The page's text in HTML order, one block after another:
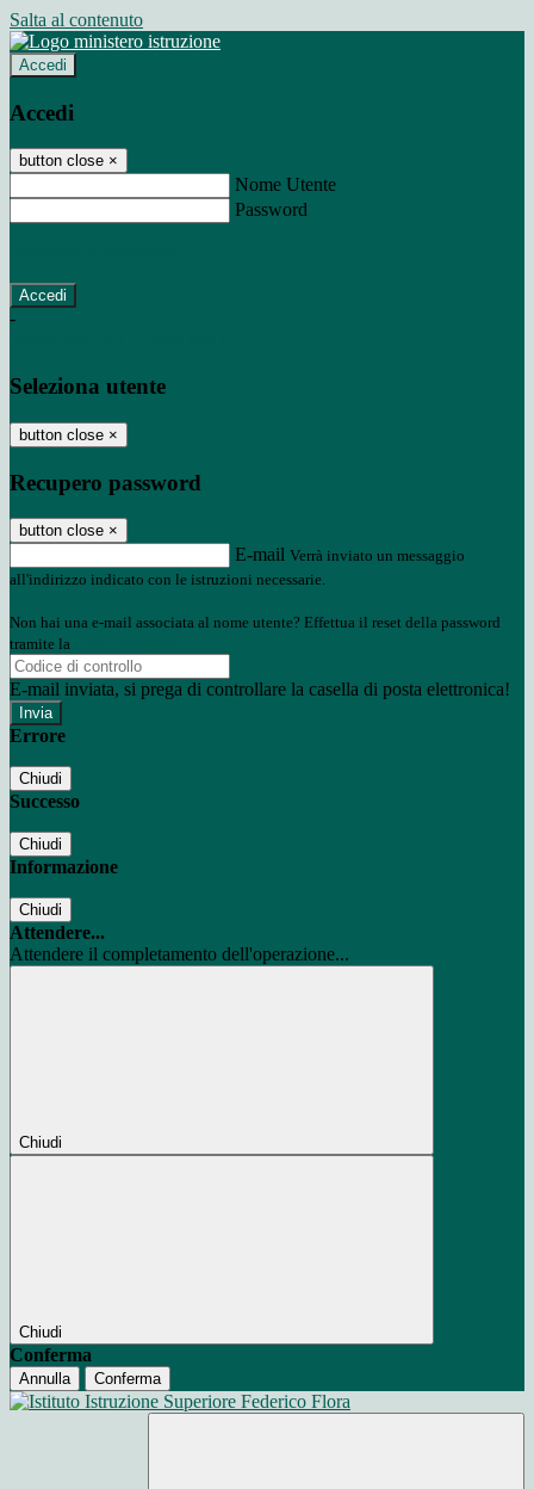
Salta al contenuto
Accedi
Accedi
button close ×
Nome Utente
Password
-
Seleziona utente
button close ×
Recupero password
button close ×
E-mail Verrà inviato un messaggio
all'indirizzo indicato con le istruzioni necessarie.
Non hai una e-mail associata al nome utente? Effettua il reset della password
tramite la
E-mail inviata, si prega di controllare la casella di posta elettronica!
Errore
Chiudi
Successo
Chiudi
Informazione
Chiudi
Attendere...
Attendere il completamento dell'operazione...
Chiudi
Chiudi
Conferma
Annulla Conferma